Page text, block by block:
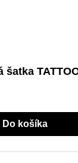
šatka
Do košíka